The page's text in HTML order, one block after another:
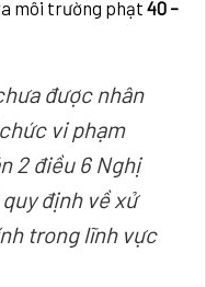
môi trường phạt40 –
được nhân
vi phạm
2 điều 6 Nghị
định về xử
trong lĩnh vực